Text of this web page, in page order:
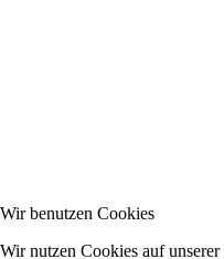
Wir benutzen Cookies
Wir nutzen Cookies auf